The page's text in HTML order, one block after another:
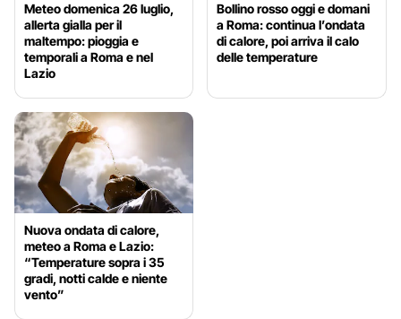
Meteo domenica 26 luglio,
allerta gialla per il
maltempo: pioggia e
temporali a Roma e nel
Lazio
Bollino rosso oggi e domani
a Roma: continua l’ondata
di calore, poi arriva il calo
delle temperature
Nuova ondata di calore,
meteo a Roma e Lazio:
“Temperature sopra i 35
gradi, notti calde e niente
vento”